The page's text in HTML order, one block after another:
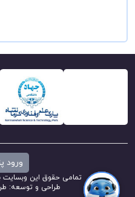
ورود
تمامی حقوق این وبسایت برای نوبت
طراحی و توسعه: